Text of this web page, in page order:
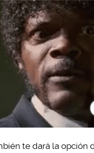
te dará la opción